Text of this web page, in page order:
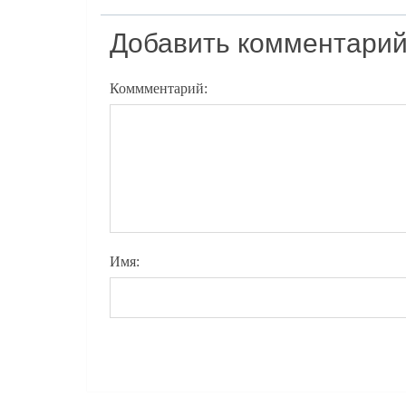
Добавить
Коммментарий:
Имя: